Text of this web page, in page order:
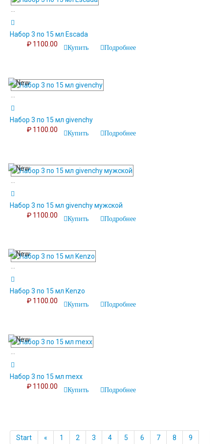
...
Набор 3 по 15 мл Escada
₽ 1100.00
Купить Подробнее
...
Набор 3 по 15 мл givenchy
₽ 1100.00
Купить Подробнее
...
Набор 3 по 15 мл givenchy мужской
₽ 1100.00
Купить Подробнее
...
Набор 3 по 15 мл Kenzo
₽ 1100.00
Купить Подробнее
...
Набор 3 по 15 мл mexx
₽ 1100.00
Купить Подробнее
Start « 1 2 3 4 5 6 7 8
9